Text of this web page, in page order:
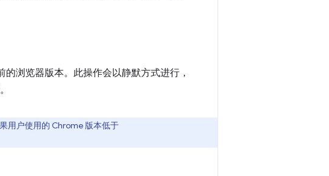
的浏览器版本。此操作会以静默方式进行，
用户使用的 Chrome 版本低于